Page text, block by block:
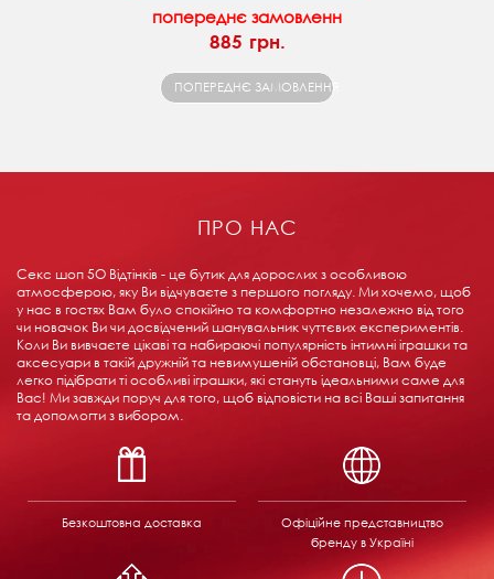
попереднє замовленн
885 грн.
ПОПЕРЕДНЄ ЗАМОВЛЕННЯ
ПРО НАС
Секс шоп 5О Відтінків - це бутик для дорослих з особливою
атмосферою, яку Ви відчуваєте з першого погляду. Ми хочемо, щоб
у нас в гостях Вам було спокійно та комфортно незалежно від того
чи новачок Ви чи досвідчений шанувальник чуттєвих експериментів.
Коли Ви вивчаєте цікаві та набираючі популярність інтимні іграшки та
аксесуари в такій дружній та невимушеній обстановці, Вам буде
легко підібрати ті особливі іграшки, які стануть ідеальними саме для
Вас! Ми завжди поруч для того, щоб відповісти на всі Ваші запитання
та допомогти з вибором.
Безкоштовна доставка
Офіційне представництво
бренду в Україні